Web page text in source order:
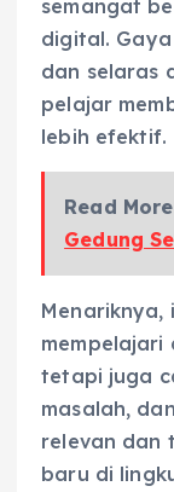
semangat
digital.
dan selaras
pelajar
lebih efektif.
Read
Gedung
Menariknya,
tetapi juga
masalah,
relevan dan
baru di